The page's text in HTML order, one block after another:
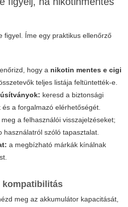
figyel. Íme egy praktikus ellenőrző
hogy a nikotin mentes e cigi
teljes listája feltüntették-e.
keresd a biztonsági
a forgalmazó elérhetőségét.
meg a felhasználói visszajelzéseket;
használatról szóló tapasztalat.
a megbízható márkák kínálnak
kompatibilitás
meg az akkumulátor kapacitását,